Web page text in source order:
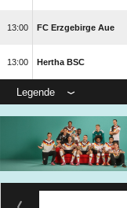
 FC Erzgebirge Aue
 Hertha BSC
Legende